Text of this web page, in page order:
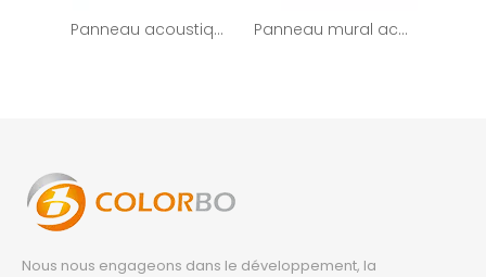
Panneau acoustique décoratif en bois pour mur intérieur Panneau mural acoustique en bois MDF à fente insonorisée
Nous nous engageons dans le développement, la